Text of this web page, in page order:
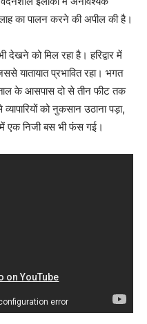
का पालन करने की अपील की है।
देखने को मिल रहा है। हरिद्वार में
यातायात प्रभावित रहा। भगत
के आसपास दो से तीन फीट तक
को नुकसान उठाना पड़ा,
एक निजी बस भी फंस गई।